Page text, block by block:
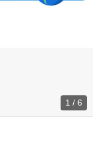
1 / 6